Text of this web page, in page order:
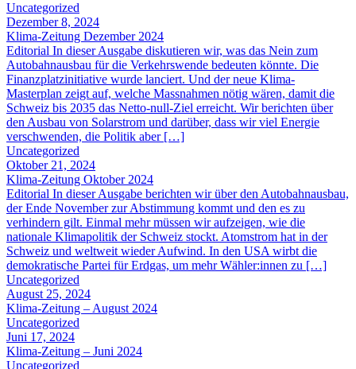
Uncategorized
Dezember 8, 2024
Klima-Zeitung Dezember 2024
Editorial In dieser Ausgabe diskutieren wir, was das Nein zum
Autobahnausbau für die Verkehrswende bedeuten könnte. Die
Finanzplatzinitiative wurde lanciert. Und der neue Klima-
Masterplan zeigt auf, welche Massnahmen nötig wären, damit die
Schweiz bis 2035 das Netto-null-Ziel erreicht. Wir berichten über
den Ausbau von Solarstrom und darüber, dass wir viel Energie
verschwenden, die Politik aber […]
Uncategorized
Oktober 21, 2024
Klima-Zeitung Oktober 2024
Editorial In dieser Ausgabe berichten wir über den Autobahnausbau,
der Ende November zur Abstimmung kommt und den es zu
verhindern gilt. Einmal mehr müssen wir aufzeigen, wie die
nationale Klimapolitik der Schweiz stockt. Atomstrom hat in der
Schweiz und weltweit wieder Aufwind. In den USA wirbt die
demokratische Partei für Erdgas, um mehr Wähler:innen zu […]
Uncategorized
August 25, 2024
Klima-Zeitung – August 2024
Uncategorized
Juni 17, 2024
Klima-Zeitung – Juni 2024
Uncategorized